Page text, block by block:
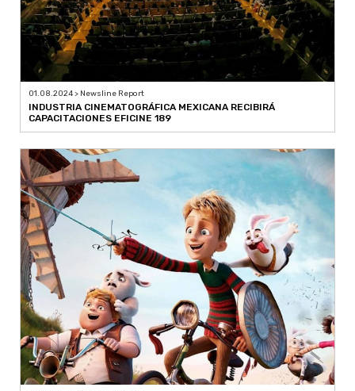
01.08.2024 > Newsline Report
INDUSTRIA CINEMATOGRÁFICA MEXICANA RECIBIRÁ
CAPACITACIONES EFICINE 189